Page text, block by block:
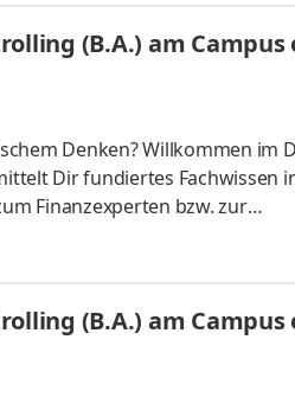
anerkanntes Bachelorstudium
(B.A.) am
Denken? Willkommen im
Dir fundiertes Fachwissen
Finanzexperten bzw. zur
vor Ort oder ganz flexibel
Du kannst Dein
anerkanntes Bachelorstudium
(B.A.) am